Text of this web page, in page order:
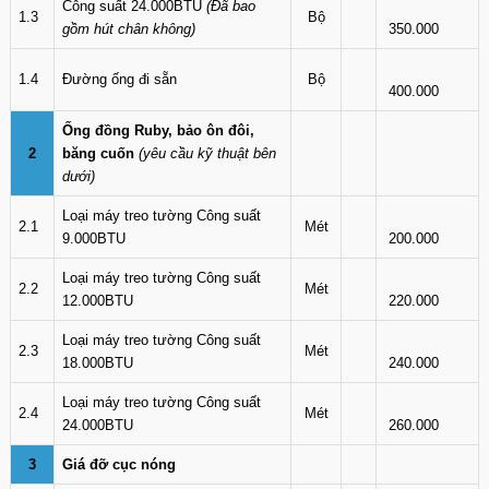
1.3
Công suất 24.000BTU (Đã bao
gồm hút chân không)
Bộ
350.000
1.4 Đường ống đi sẵn Bộ
400.000
2
Ống đồng Ruby, bảo ôn đôi,
băng cuốn (yêu cầu kỹ thuật bên
dưới)
2.1
Loại máy treo tường Công suất
9.000BTU
Mét
200.000
2.2
Loại máy treo tường Công suất
12.000BTU
Mét
220.000
2.3
Loại máy treo tường Công suất
18.000BTU
Mét
240.000
2.4
Loại máy treo tường Công suất
24.000BTU
Mét
260.000
3 Giá đỡ cục nóng